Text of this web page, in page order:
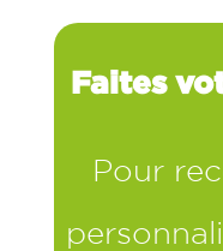
Faites
Pour